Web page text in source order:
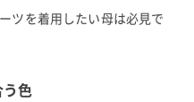
ツを着用したい母は必見で
色